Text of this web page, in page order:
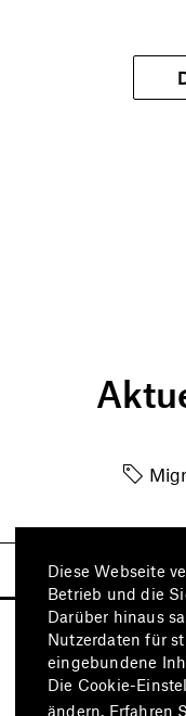
Diese Webseite
Betrieb und die
Darüber hinaus
Nutzerdaten für
eingebundene
Die Cookie-
ändern. Erfahren